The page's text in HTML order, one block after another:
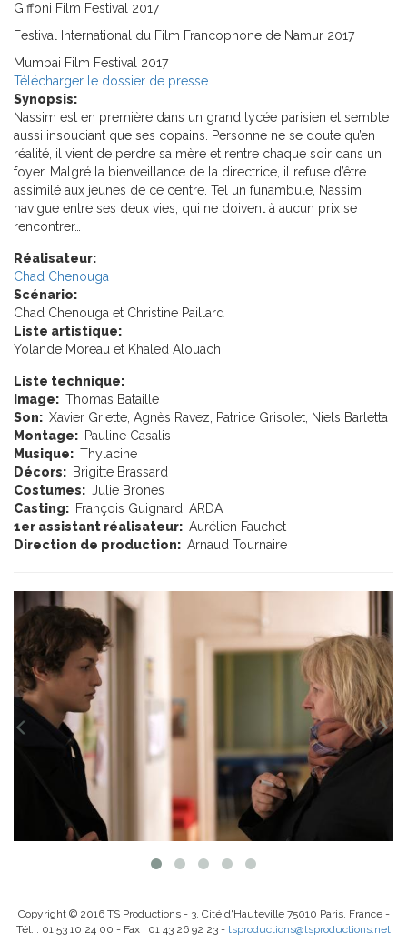
Giffoni Film Festival 2017
Festival International du Film Francophone de Namur 2017
Mumbai Film Festival 2017
Télécharger le dossier de presse
Synopsis:
Nassim est en première dans un grand lycée parisien et semble
aussi insouciant que ses copains. Personne ne se doute qu’en
réalité, il vient de perdre sa mère et rentre chaque soir dans un
foyer. Malgré la bienveillance de la directrice, il refuse d’être
assimilé aux jeunes de ce centre. Tel un funambule, Nassim
navigue entre ses deux vies, qui ne doivent à aucun prix se
rencontrer…
Réalisateur:
Chad Chenouga
Scénario:
Chad Chenouga et Christine Paillard
Liste artistique:
Yolande Moreau et Khaled Alouach
Liste technique:
Image: Thomas Bataille
Son: Xavier Griette, Agnès Ravez, Patrice Grisolet, Niels Barletta
Montage: Pauline Casalis
Musique: Thylacine
Décors: Brigitte Brassard
Costumes: Julie Brones
Casting: François Guignard, ARDA
1er assistant réalisateur: Aurélien Fauchet
Direction de production: Arnaud Tournaire
Copyright © 2016 TS Productions - 3, Cité d'Hauteville 75010 Paris, France -
Tél. : 01 53 10 24 00 - Fax : 01 43 26 92 23 - tsproductions@tsproductions.net